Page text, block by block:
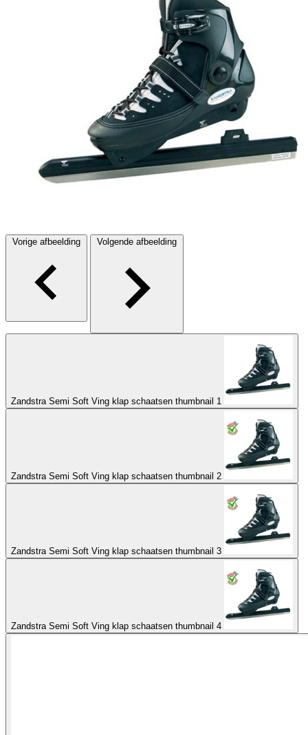
Vorige afbeelding Volgende afbeelding
Zandstra Semi Soft Ving klap schaatsen thumbnail 1
Zandstra Semi Soft Ving klap schaatsen thumbnail 2
Zandstra Semi Soft Ving klap schaatsen thumbnail 3
Zandstra Semi Soft Ving klap schaatsen thumbnail 4